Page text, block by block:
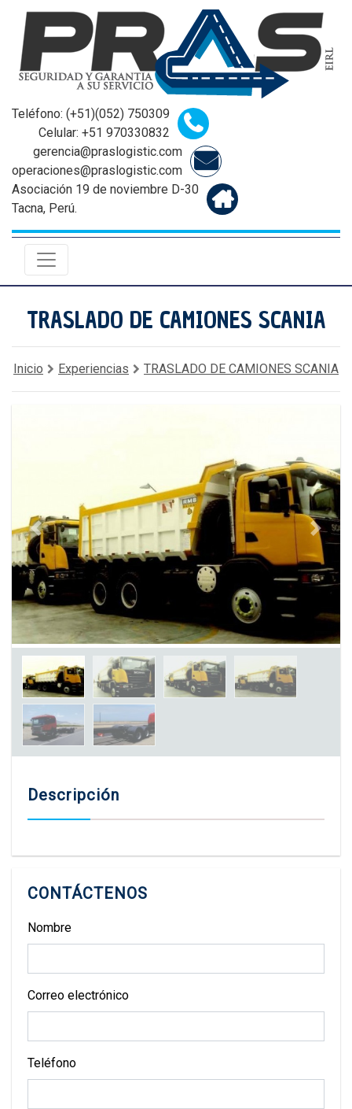
Teléfono: (+51)(052) 750309
Celular: +51 970330832
gerencia@praslogistic.com
operaciones@praslogistic.com
Asociación 19 de noviembre D-30
Tacna, Perú.
TRASLADO DE CAMIONES SCANIA
Inicio Experiencias TRASLADO DE CAMIONES SCANIA
Previous Next
Descripción
CONTÁCTENOS
Nombre
Correo electrónico
Teléfono